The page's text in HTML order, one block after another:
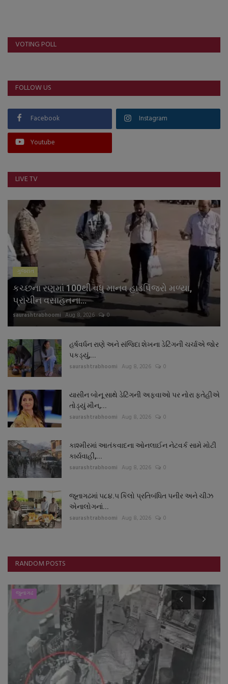
VOTING POLL
FOLLOW US
Facebook Instagram
Youtube
LIVE TV
ગુજરાત
કચ્છના રણમાં 100થી વધુ માનવ હાડપિંજરો મળ્યા,
પ્રાચીન વસાહતના...
saurashtrabhoomi Aug 8, 2026 0
હર્ષવર્ધન રાણે અને સંજિદા શેખના ડેટિંગની ચર્ચાએ જોર
પકડ્યું,...
saurashtrabhoomi Aug 8, 2026 0
યાસીન બોનૂ સાથે ડેટિંગની અફવાઓ પર નોરા ફતેહીએ
તોડ્યું મૌન,...
saurashtrabhoomi Aug 8, 2026 0
કાશ્મીરમાં આતંકવાદના ઓનલાઈન નેટવર્ક સામે મોટી
કાર્યવાહી,...
saurashtrabhoomi Aug 8, 2026 0
જૂનાગઢમાં ૫૮૪.૫ કિલો પ્રતિબંધિત પનીર અને ચીઝ
એનાલોગનાં...
saurashtrabhoomi Aug 8, 2026 0
RANDOM POSTS
જુનાગઢ